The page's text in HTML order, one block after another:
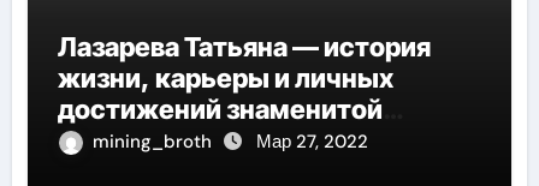
Лазарева Татьяна — история
жизни, карьеры и личных
достижений знаменитой
актрисы, восходящей на олимп
mining_broth Мар 27, 2022